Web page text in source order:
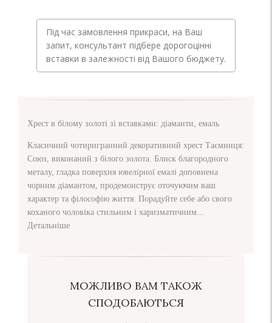
Під час замовлення прикраси, на Ваш
запит, консультант підбере дорогоцінні
вставки в залежності від Вашого бюджету.
Хрест в білому золоті зі вставками: діаманти, емаль
Класичний чотиригранний декоративний хрест Таємниця:
Союз, виконаний з білого золота. Блиск благородного
металу, гладка поверхня ювелірної емалі доповнена
чорним діамантом, продемонструє оточуючим ваш
характер та філософію життя. Порадуйте себе або свого
коханого чоловіка стильним і харизматичним...
Детальніше
МОЖЛИВО ВАМ ТАКОЖ
СПОДОБАЮТЬСЯ